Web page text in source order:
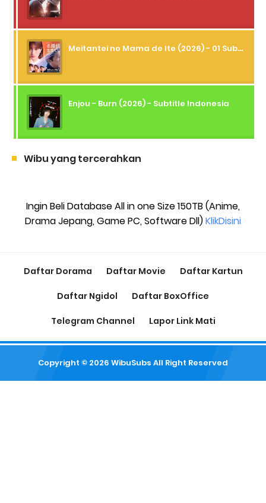
Meitantei no Mama de Ite (2026) - 01 Subtitle Indonesia
Enjou - Burn (2026) - Subtitle Indonesia
Wibu yang tercerahkan
Ingin Beli Database All in one Size 150TB (Anime,
Drama Jepang, Game PC, Software Dll)KlikDisini
Daftar Dorama Daftar Movie Daftar Kartun
Daftar Ngidol Daftar BoxOffice
Telegram Channel Lapor Link Mati
Copyright © 2026 WibuSubs All Right Reserved